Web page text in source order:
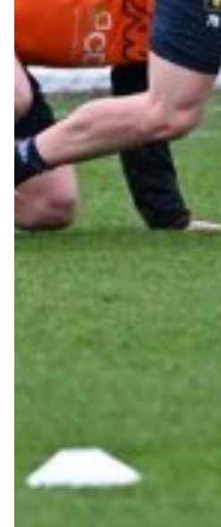
Robe di Kappa x Genoa
Vintage Collection
Red&Blue Voices
Kids
Accessori
Helan x Genoa
Isolani x Genoa